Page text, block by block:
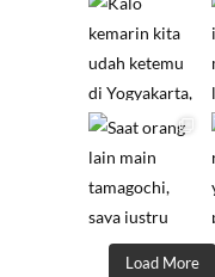
Load More